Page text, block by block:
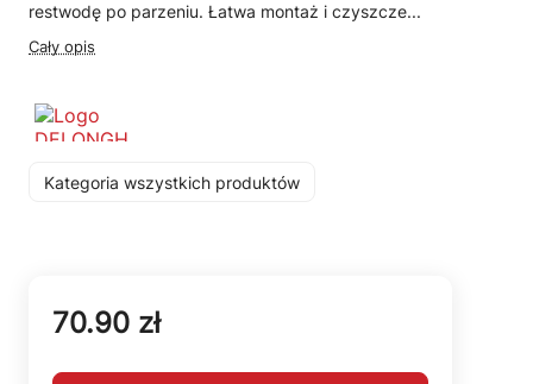
restwodę po parzeniu. Łatwa montaż i czyszcze...
Cały opis
Kategoria wszystkich produktów
70.90 zł